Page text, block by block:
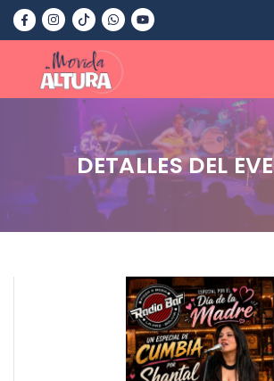
Saltar
contenido
DETALLES DEL